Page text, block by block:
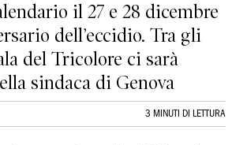
il 27 e 28 dicembre
dell’eccidio. Tra gli
del Tricolore ci sarà
sindaca di Genova
3 MINUTI DI LETTURA